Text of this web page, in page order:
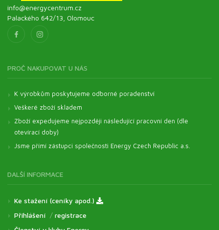
info@energycentrum.cz
Palackého 642/13, Olomouc
PROČ NAKUPOVAT U NÁS
K výrobkům poskytujeme odborné poradenství
Veškeré zboží skladem
Zboží expedujeme nejpozději následující pracovní den (dle
otevírací doby)
Jsme přímí zástupci společnosti Energy Czech Republic a.s.
DALŠÍ INFORMACE
Ke stažení (ceníky apod.)
Přihlášení / registrace